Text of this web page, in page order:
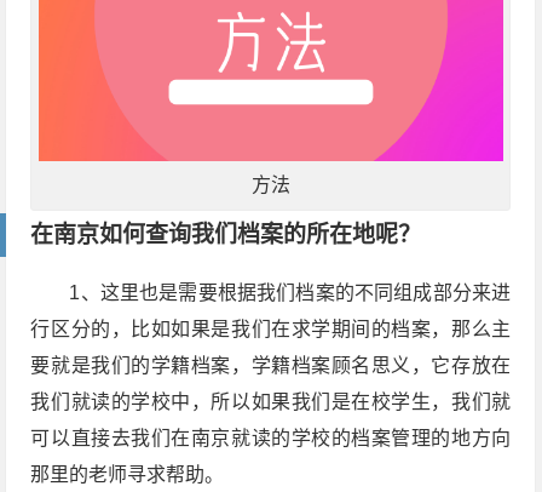
方法
在南京如何查询我们档案的所在地呢？
1、这里也是需要根据我们档案的不同组成部分来进
行区分的，比如如果是我们在求学期间的档案，那么主
要就是我们的学籍档案，学籍档案顾名思义，它存放在
我们就读的学校中，所以如果我们是在校学生，我们就
可以直接去我们在南京就读的学校的档案管理的地方向
那里的老师寻求帮助。